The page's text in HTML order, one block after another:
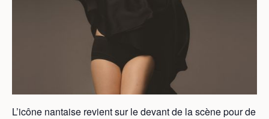
L’icône nantaise revient sur le devant de la scène pour de